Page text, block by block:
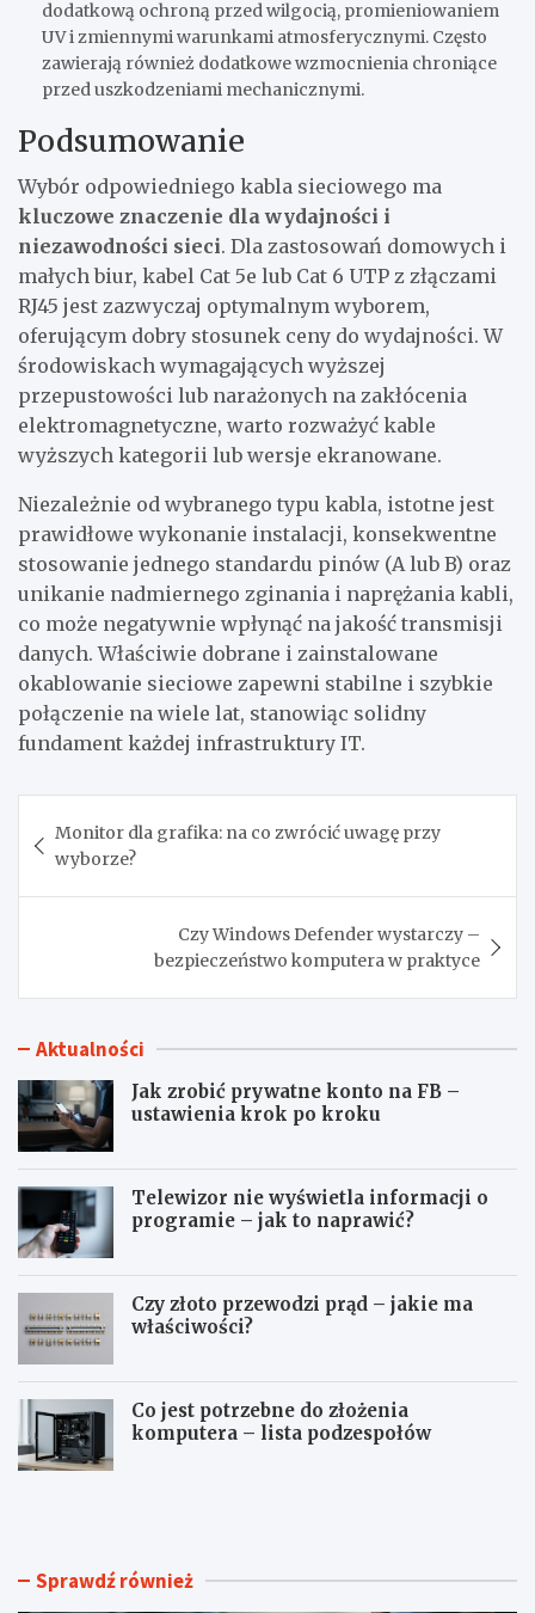
dodatkową ochroną przed wilgocią, promieniowaniem
UV i zmiennymi warunkami atmosferycznymi. Często
zawierają również dodatkowe wzmocnienia chroniące
przed uszkodzeniami mechanicznymi.
Podsumowanie
Wybór odpowiedniego kabla sieciowego ma
kluczowe znaczenie dla wydajności i
niezawodności sieci. Dla zastosowań domowych i
małych biur, kabel Cat 5e lub Cat 6 UTP z złączami
RJ45 jest zazwyczaj optymalnym wyborem,
oferującym dobry stosunek ceny do wydajności. W
środowiskach wymagających wyższej
przepustowości lub narażonych na zakłócenia
elektromagnetyczne, warto rozważyć kable
wyższych kategorii lub wersje ekranowane.
Niezależnie od wybranego typu kabla, istotne jest
prawidłowe wykonanie instalacji, konsekwentne
stosowanie jednego standardu pinów (A lub B) oraz
unikanie nadmiernego zginania i naprężania kabli,
co może negatywnie wpłynąć na jakość transmisji
danych. Właściwie dobrane i zainstalowane
okablowanie sieciowe zapewni stabilne i szybkie
połączenie na wiele lat, stanowiąc solidny
fundament każdej infrastruktury IT.
wpisu
Monitor dla grafika: na co zwrócić uwagę przy
wyborze?
Czy Windows Defender wystarczy –
bezpieczeństwo komputera w praktyce
Aktualności
Jak zrobić prywatne konto na FB –
ustawienia krok po kroku
Telewizor nie wyświetla informacji o
programie – jak to naprawić?
Czy złoto przewodzi prąd – jakie ma
właściwości?
Co jest potrzebne do złożenia
komputera – lista podzespołów
J
o
T
i Sprawdź również